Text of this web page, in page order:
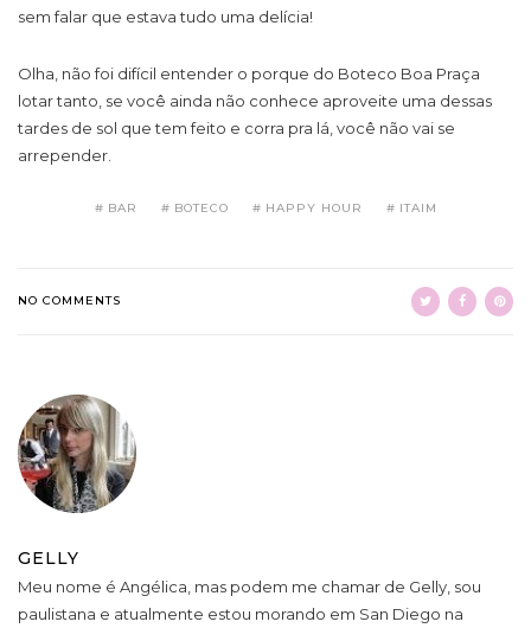
sem falar que estava tudo uma delícia!
Olha, não foi difícil entender o porque do Boteco Boa Praça
lotar tanto, se você ainda não conhece aproveite uma dessas
tardes de sol que tem feito e corra pra lá, você não vai se
arrepender.
BAR BOTECO HAPPY HOUR ITAIM
NO COMMENTS
GELLY
Meu nome é Angélica, mas podem me chamar de Gelly, sou
paulistana e atualmente estou morando em San Diego na